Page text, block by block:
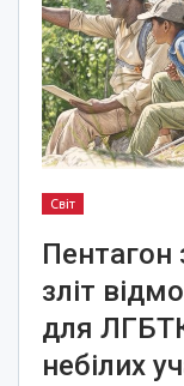
Світ
Пентагон
зліт
для
небілих